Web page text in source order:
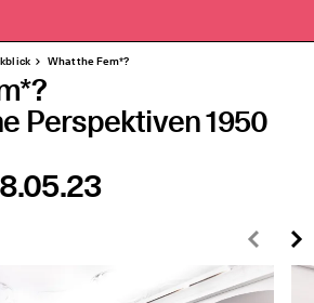
What the Fem*?
Perspektiven 1950